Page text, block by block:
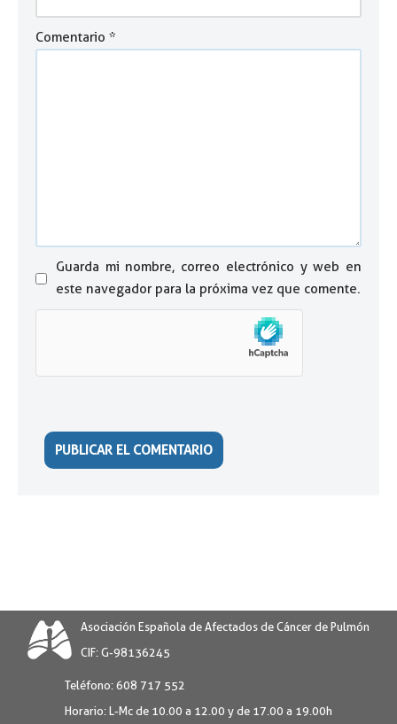
Comentario *
Guarda mi nombre, correo electrónico y web en
este navegador para la próxima vez que comente.
Asociación Española de Afectados de Cáncer de Pulmón
CIF: G-98136245
Teléfono: 608 717 552
Horario: L-Mc de 10.00 a 12.00 y de 17.00 a 19.00h